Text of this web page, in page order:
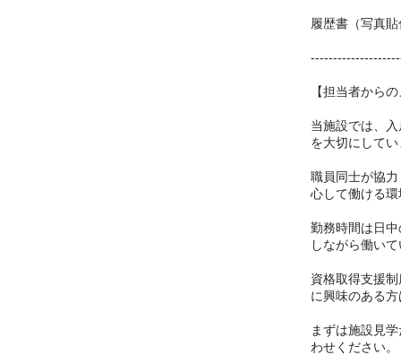
履歴書（写真
【担当者から
当施設では、
を大切にして
職員同士が協
心して働ける
勤務時間は日
しながら働い
資格取得支援
に興味のある
まずは施設見
わせください。